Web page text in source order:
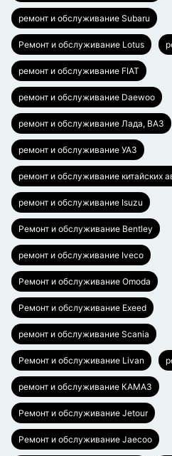
ремонт и обслуживание Subaru
Ремонт и обслуживание Lotus
ремонт и обслуживание FIAT
ремонт и обслуживание Daewoo
ремонт и обслуживание Лада, ВАЗ
ремонт и обслуживание УАЗ
ремонт и обслуживание китайских
ремонт и обслуживание Isuzu
Ремонт и обслуживание Bentley
ремонт и обслуживание Iveco
Ремонт и обслуживание Omoda
Ремонт и обслуживание Exeed
ремонт и обслуживание Scania
Ремонт и обслуживание Livan
ремонт и обслуживание КАМАЗ
Ремонт и обслуживание Jetour
Ремонт и обслуживание Jaecoo